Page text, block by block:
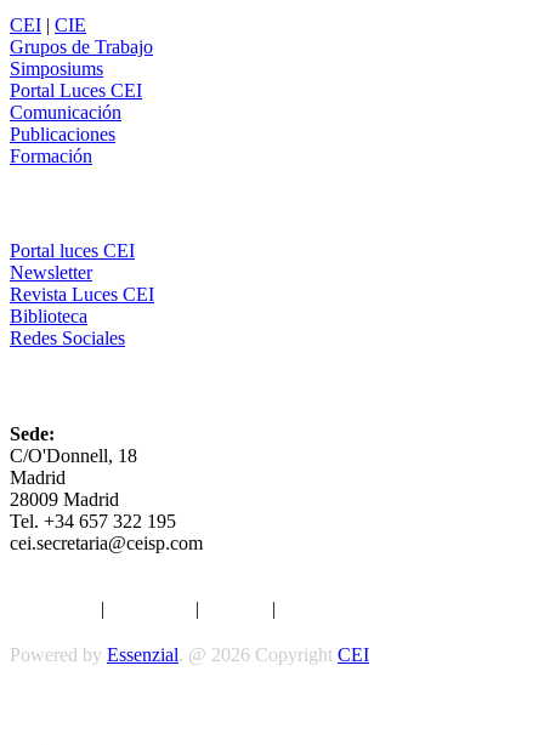
CEI | CIE
Grupos de Trabajo
Simposiums
Portal Luces CEI
Comunicación
Publicaciones
Formación
Portal luces CEI
Newsletter
Revista Luces CEI
Biblioteca
Redes Sociales
Sede:
C/O'Donnell, 18
Madrid
28009 Madrid
Tel. +34 657 322 195
cei.secretaria@ceisp.com
| | |
Powered by Essenzial. @ 2026 Copyright CEI